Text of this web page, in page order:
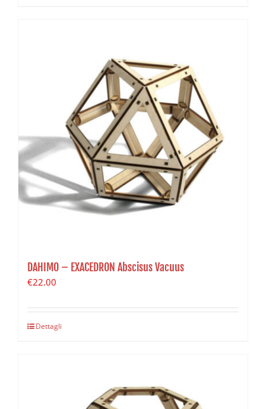
DAHIMO – EXACEDRON Abscisus Vacuus
€22.00
Dettagli